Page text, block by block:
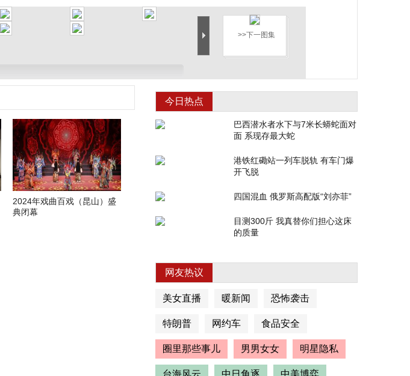
分享至好友和朋友圈
>>下一图集
2024年戏曲百戏（昆山）盛
典闭幕
今日热点
巴西潜水者水下与7米长蟒蛇面对
面 系现存最大蛇
港铁红磡站一列车脱轨 有车门爆
开飞脱
四国混血 俄罗斯高配版“刘亦菲”
目测300斤 我真替你们担心这床
的质量
网友热议
美女直播 暖新闻 恐怖袭击
特朗普 网约车 食品安全
圈里那些事儿 男男女女 明星隐私
台海风云 中日角逐 中美博弈